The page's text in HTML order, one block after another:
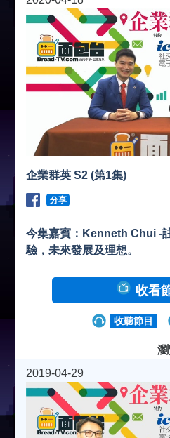
企業群英 S2 (第1集)
分享
今集嘉賓：Kenneth Chui -
驗，未來發展及理想。
收看
收聽節目
2019-04-29